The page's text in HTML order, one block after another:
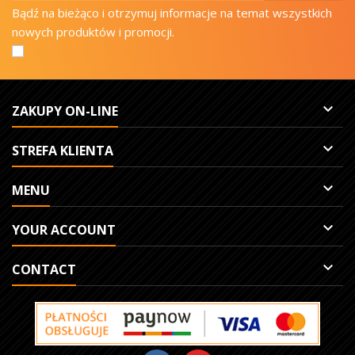
Bądź na bieżąco i otrzymuj informacje na temat wszystkich
nowych produktów i promocji.
ZAKUPY ON-LINE 
STREFA KLIENTA 
MENU 
YOUR ACCOUNT 
CONTACT 